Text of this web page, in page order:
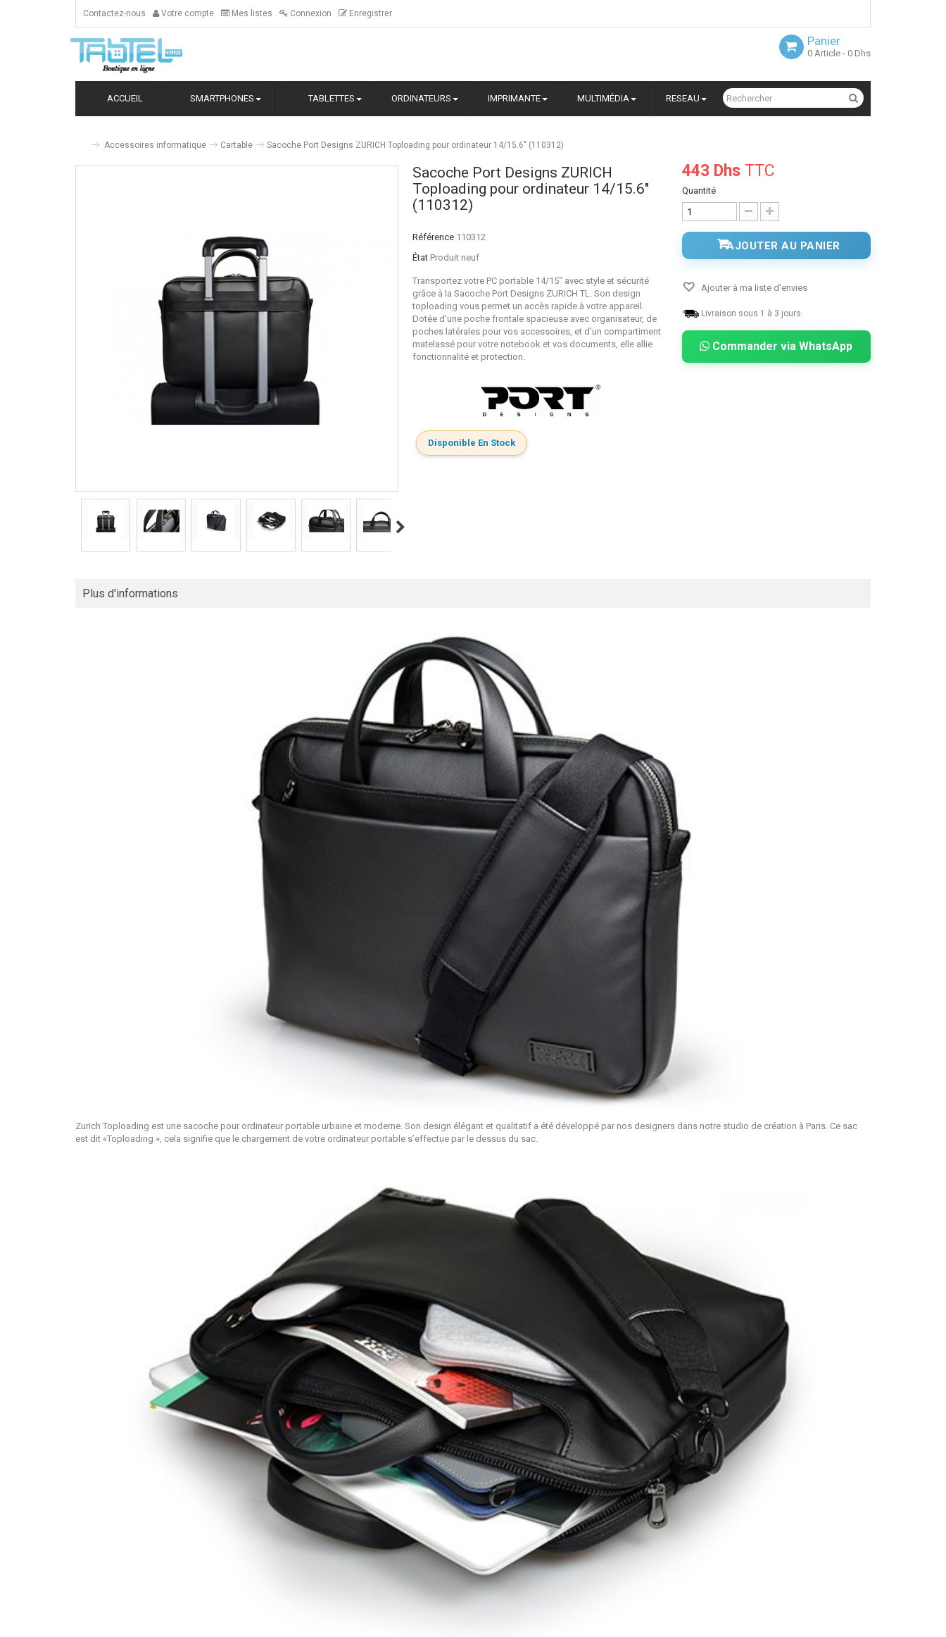
Contactez-nous Votre compte Mes listes Connexion Enregistrer
Panier
0 Article - 0 Dhs
ACCUEIL SMARTPHONES TABLETTES ORDINATEURS IMPRIMANTE MULTIMÉDIA RESEAU
Accessoires informatique Cartable Sacoche Port Designs ZURICH Toploading pour ordinateur 14/15.6" (110312)
Sacoche Port Designs ZURICH
Toploading pour ordinateur 14/15.6"
(110312)
Référence 110312
État Produit neuf
Transportez votre PC portable 14/15" avec style et sécurité
grâce à la Sacoche Port Designs ZURICH TL. Son design
toploading vous permet un accès rapide à votre appareil.
Dotée d'une poche frontale spacieuse avec organisateur, de
poches latérales pour vos accessoires, et d'un compartiment
matelassé pour votre notebook et vos documents, elle allie
fonctionnalité et protection.
Disponible En Stock
443 Dhs TTC
Quantité
AJOUTER AU PANIER
Ajouter à ma liste d'envies
Livraison sous 1 à 3 jours.
Commander via WhatsApp
Plus d'informations
Zurich Toploading est une sacoche pour ordinateur portable urbaine et moderne. Son design élégant et qualitatif a été développé par nos designers dans notre studio de création à Paris. Ce sac
est dit «Toploading », cela signifie que le chargement de votre ordinateur portable s’effectue par le dessus du sac.